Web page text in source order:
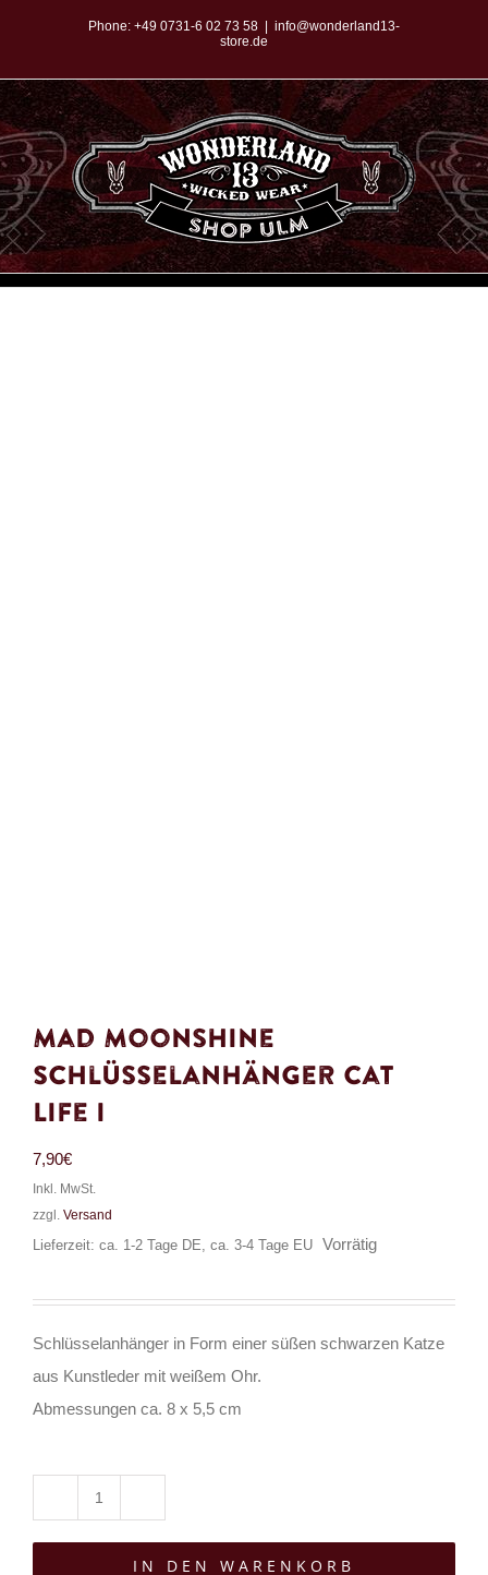
springen
Phone: +49 0731-6 02 73 58
info@wonderland13-
store.de
Mad Moonshine
Schlüsselanhänger Cat
Life I
7,90€
Inkl. MwSt.
zzgl. Versand
Lieferzeit: ca. 1-2 Tage DE, ca. 3-4 Tage EU
Vorrätig
Schlüsselanhänger in Form einer süßen schwarzen Katze
aus Kunstleder mit weißem Ohr.
Abmessungen ca. 8 x 5,5 cm
Moonshine
IN DEN WARENKORB